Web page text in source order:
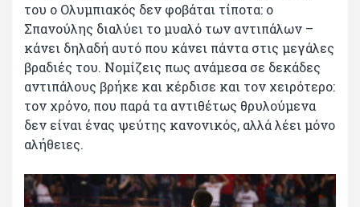
του ο Ολυμπιακός δεν φοβάται τίποτα: ο
Σπανούλης διαλύει το μυαλό των αντιπάλων –
κάνει δηλαδή αυτό που κάνει πάντα στις μεγάλες
βραδιές του. Νομίζεις πως ανάμεσα σε δεκάδες
αντιπάλους βρήκε και κέρδισε και τον χειρότερο:
τον χρόνο, που παρά τα αντιθέτως θρυλούμενα
δεν είναι ένας ψεύτης κανονικός, αλλά λέει μόνο
αλήθειες.